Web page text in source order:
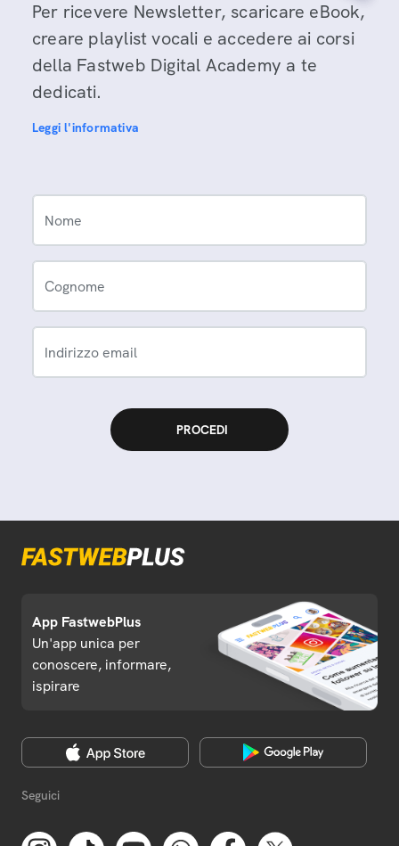
Per ricevere Newsletter, scaricare eBook,
creare playlist vocali e accedere ai corsi
della Fastweb Digital Academy a te
dedicati.
Leggi l'informativa
Nome
Cognome
Indirizzo email
App FastwebPlus
Un'app unica per
conoscere, informare,
ispirare
Seguici